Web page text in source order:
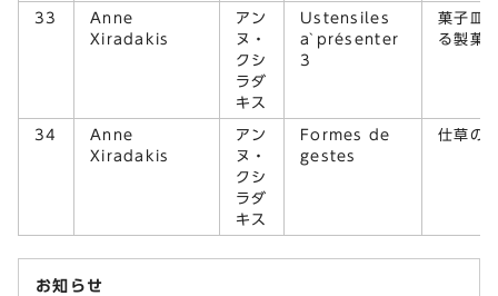
33
Anne
Xiradakis
アン
ヌ・
クシ
ラダ
キス
Ustensiles
à présenter
3
菓子皿
る製菓
34
Anne
Xiradakis
アン
ヌ・
クシ
ラダ
キス
Formes de
gestes
仕草の
お知らせ